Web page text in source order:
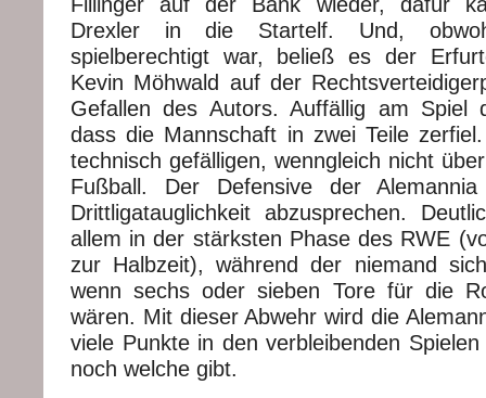
Drexler in die Startelf. Und,
spielberechtigt war, beließ es der
Kevin Möhwald auf der
Gefallen des Autors. Auffällig am Spiel
dass die Mannschaft in zwei Teile
technisch gefälligen, wenngleich nicht
Fußball. Der Defensive der
Drittligatauglichkeit abzusprechen.
allem in der stärksten Phase des RWE
zur Halbzeit), während der niemand
wenn sechs oder sieben Tore für die
wären. Mit dieser Abwehr wird die
viele Punkte in den verbleibenden
noch welche gibt.